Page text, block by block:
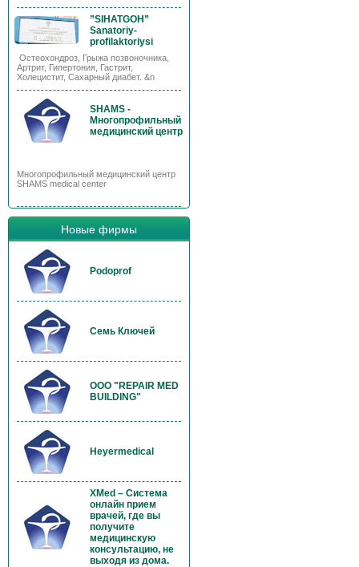
”SIHATGOH”
Sanatoriy-
profilaktoriysi
Остеохондроз, Грыжа позвоночника,
Артрит, Гипертония, Гастрит,
Холецистит, Сахарный диабет. &n
SHAMS -
Многопрофильный
медицинский центр
Многопрофильный медицинский центр
SHAMS medical center
Новые фирмы
Podoprof
Семь Ключей
OOO "REPAIR MED
BUILDING"
Heyermedical
XMed – Система
онлайн прием
врачей, где вы
получите
медицинскую
консультацию, не
выходя из дома.